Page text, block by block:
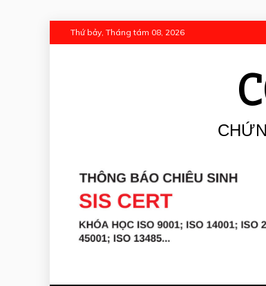
to
Thứ bảy, Tháng tám 08, 2026